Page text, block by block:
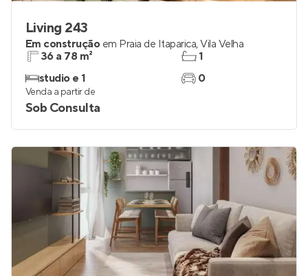
Living 243
Em construção em Praia de Itaparica,Vila Velha
36 a 78 m²
studio e 1
1
0
Venda a partir de
Sob Consulta